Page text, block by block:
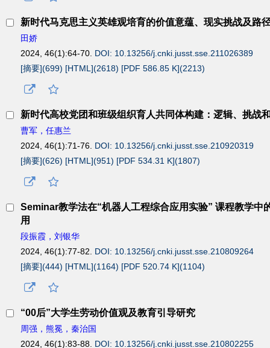
新时代马克思主义英雄观培育的价值意蕴、现实挑战及路
田娇
2024, 46(1):64-70. DOI: 10.13256/j.cnki.jusst.sse.211026389
[摘要](699) [HTML](2618) [PDF 586.85 K](2213)
新时代高校党团和班级组织育人共同体构建：逻辑、挑战
曹军，任惠兰
2024, 46(1):71-76. DOI: 10.13256/j.cnki.jusst.sse.210920319
[摘要](626) [HTML](951) [PDF 534.31 K](1807)
Seminar教学法在“机器人工程综合应用实验” 课程教学中
用
段振霞，刘银华
2024, 46(1):77-82. DOI: 10.13256/j.cnki.jusst.sse.210809264
[摘要](444) [HTML](1164) [PDF 520.74 K](1104)
“00后”大学生劳动价值观及教育引导研究
周强，熊冕，秦治国
2024, 46(1):83-88. DOI: 10.13256/j.cnki.jusst.sse.210802255